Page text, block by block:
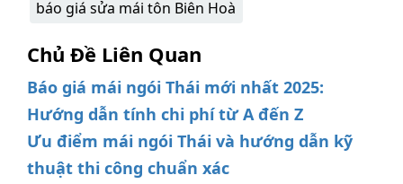
báo giá sửa mái tôn Biên Hoà
Chủ Đề Liên Quan
Báo giá mái ngói Thái mới nhất 2025:
Hướng dẫn tính chi phí từ A đến Z
Ưu điểm mái ngói Thái và hướng dẫn kỹ
thuật thi công chuẩn xác